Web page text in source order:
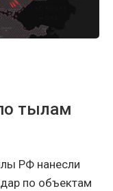
тылам
РФ нанесли
по объектам